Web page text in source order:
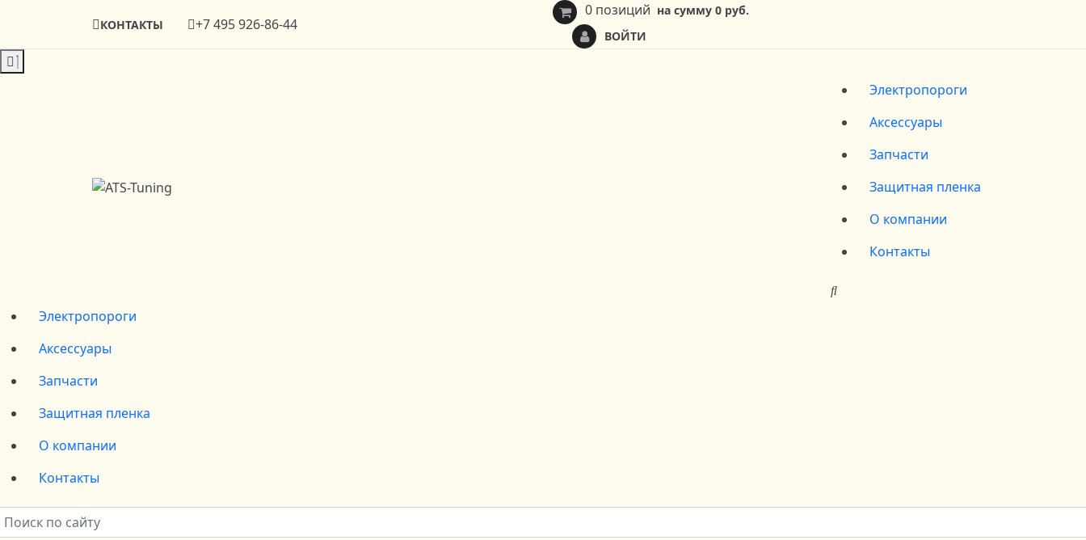
КОНТАКТЫ +7 495 926-86-44
0 позиций на сумму 0 руб.
ВОЙТИ
Электропороги
Аксессуары
Запчасти
Защитная пленка
О компании
Контакты
Электропороги
Аксессуары
Запчасти
Защитная пленка
О компании
Контакты